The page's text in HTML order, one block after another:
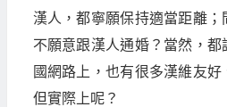
漢人，都寧願保持適當距離
不願意跟漢人通婚？當然，
國網路上，也有很多漢維友好
但實際上呢？